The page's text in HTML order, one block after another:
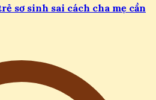
sơ sinh sai cách cha mẹ cần